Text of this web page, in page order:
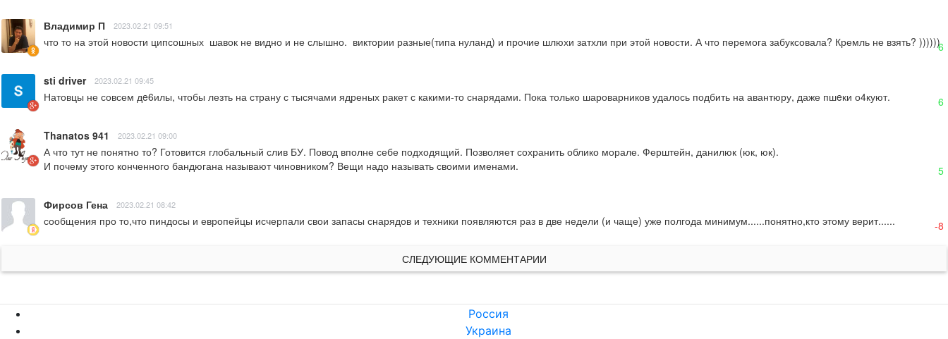
Владимир П 2023.02.21 09:51
что то на этой новости ципсошных  шавок не видно и не слышно.  виктории разные(типа нуланд) и прочие шлюхи затхли при этой новости. А что перемога забуксовала? Кремль не взять? ))))))6
sti driver 2023.02.21 09:45
Натовцы не совсем дe6илы, чтобы лезть на страну с тысячами ядреных ракет с какими-то снарядами. Пока только шароварников удалось подбить на авантюру, даже пшeки о4куют. 6
Thanatos 941 2023.02.21 09:00
А что тут не понятно то? Готовится глобальный слив БУ. Повод вполне себе подходящий. Позволяет сохранить облико морале. Ферштейн, данилюк (юк, юк).
И почему этого конченного бандюгана называют чиновником? Вещи надо называть своими именами.
5
Фирсов Гена 2023.02.21 08:42
сообщения про то,что пиндосы и европейцы исчерпали свои запасы снарядов и техники появляются раз в две недели (и чаще) уже полгода минимум......понятно,кто этому верит...... -8
СЛЕДУЮЩИЕ КОММЕНТАРИИ
Россия
Украина